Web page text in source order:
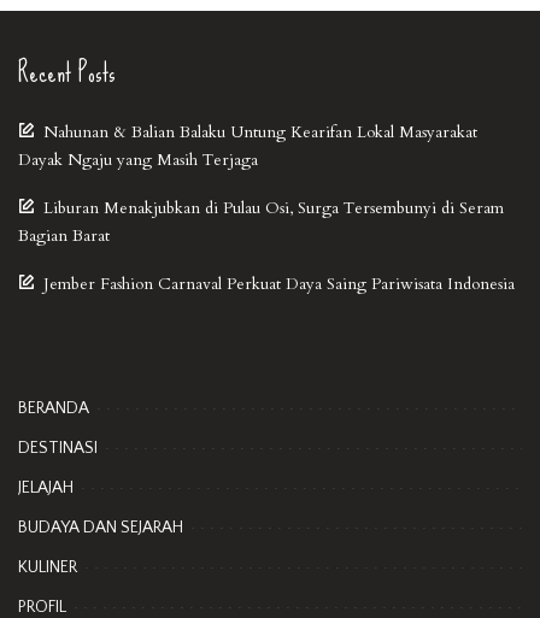
Recent Posts
Nahunan & Balian Balaku Untung Kearifan Lokal Masyarakat
Dayak Ngaju yang Masih Terjaga
Liburan Menakjubkan di Pulau Osi, Surga Tersembunyi di Seram
Bagian Barat
Jember Fashion Carnaval Perkuat Daya Saing Pariwisata Indonesia
BERANDA
DESTINASI
JELAJAH
BUDAYA DAN SEJARAH
KULINER
PROFIL